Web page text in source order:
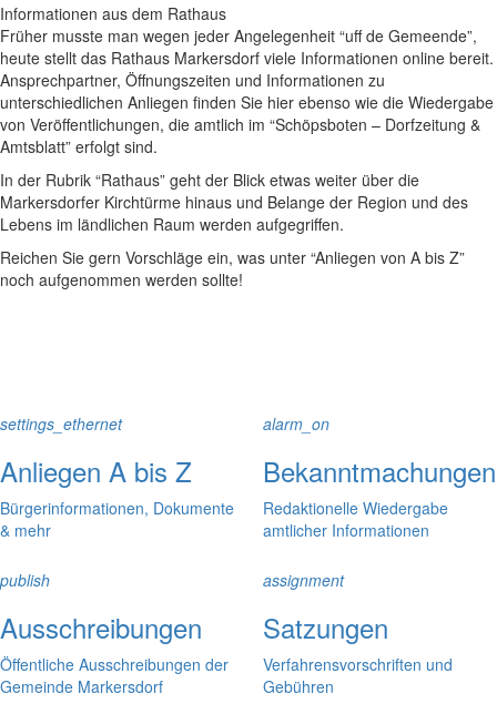
Informationen aus dem Rathaus
Früher musste man wegen jeder Angelegenheit “uff de Gemeende”,
heute stellt das Rathaus Markersdorf viele Informationen online bereit.
Ansprechpartner, Öffnungszeiten und Informationen zu
unterschiedlichen Anliegen finden Sie hier ebenso wie die Wiedergabe
von Veröffentlichungen, die amtlich im “Schöpsboten – Dorfzeitung &
Amtsblatt” erfolgt sind.
In der Rubrik “Rathaus” geht der Blick etwas weiter über die
Markersdorfer Kirchtürme hinaus und Belange der Region und des
Lebens im ländlichen Raum werden aufgegriffen.
Reichen Sie gern Vorschläge ein, was unter “Anliegen von A bis Z”
noch aufgenommen werden sollte!
settings_ethernet
Anliegen A bis Z
Bürgerinformationen, Dokumente
& mehr
alarm_on
Bekanntmachungen
Redaktionelle Wiedergabe
amtlicher Informationen
publish
Ausschreibungen
Öffentliche Ausschreibungen der
Gemeinde Markersdorf
assignment
Satzungen
Verfahrensvorschriften und
Gebühren